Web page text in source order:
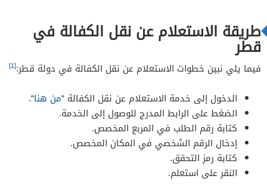
طريقة الاستعلام عن نقل الكفالة في
قطر
فيما يلي نبين خطوات الاستعلام عن نقل الكفالة في دولة قطر:[1]
الدخول إلى خدمة الاستعلام عن نقل الكفالة “من هنا“.
الضغط على الرابط المدرج للوصول إلى الخدمة.
كتابة رقم الطلب في المربع المخصص.
إدخال الرقم الشخصي في المكان المخصص.
كتابة رمز التحقق.
النقر على استعلم.